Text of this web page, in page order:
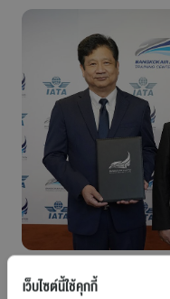
การกำกับดูแลกิจการ
ข่าวสารองค์กร
ร่วมงานกับเรา
ติดต่อเรา
กรุงเทพฯ / 20 มีนาคม 2562
เว็บไซต์นี้ใช้คุกกี้